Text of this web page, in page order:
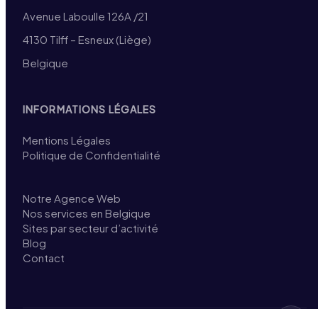
Avenue Laboulle 126A /21
4130 Tilff – Esneux (Liège)
Belgique
INFORMATIONS LÉGALES
Mentions Légales
Politique de Confidentialité
Notre Agence Web
Nos services en Belgique
Sites par secteur d’activité
Blog
Contact